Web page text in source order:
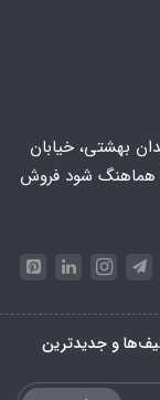
بهشتی، خیابان
هماهنگ شود فروش
و جدیدترین‌